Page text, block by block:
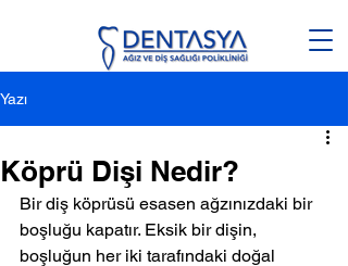
Yazı
Köprü Dişi Nedir?
Bir diş köprüsü esasen ağzınızdaki bir
boşluğu kapatır. Eksik bir dişin,
boşluğun her iki tarafındaki doğal